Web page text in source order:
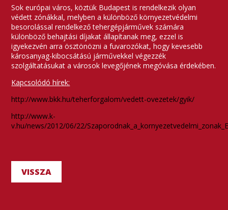
Sok európai város, köztük Budapest is rendelkezik olyan
védett zónákkal, melyben a különböző környezetvédelmi
besorolással rendelkező tehergépjárművek számára
különböző behajtási díjakat állapítanak meg, ezzel is
igyekezvén arra ösztönözni a fuvarozókat, hogy kevesebb
károsanyag-kibocsátású járművekkel végezzék
szolgáltatásukat a városok levegőjének megóvása érdekében.
Kapcsolódó hírek:
http://www.bkk.hu/teherforgalom/vedett-ovezetek/gyik/
http://www.k-
v.hu/news/2012/06/22/
VISSZA